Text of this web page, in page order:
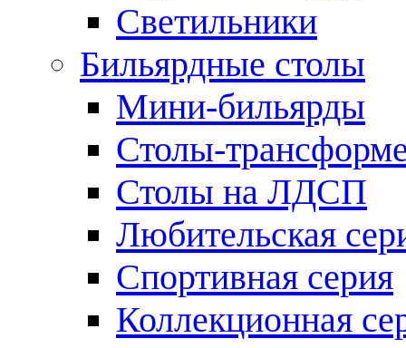
Светильники
Бильярдные столы
Мини-бильярды
Столы-
Столы на ЛДСП
Любительская
Спортивная серия
Коллекционная